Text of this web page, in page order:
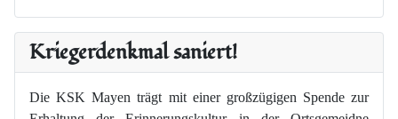
Kriegerdenkmal saniert!
Die KSK Mayen trägt mit einer großzügigen Spende zur